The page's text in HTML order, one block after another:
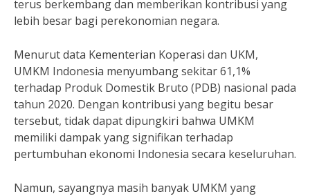
terus berkembang dan memberikan kontribusi yang
lebih besar bagi perekonomian negara.
Menurut data Kementerian Koperasi dan UKM,
UMKM Indonesia menyumbang sekitar 61,1%
terhadap Produk Domestik Bruto (PDB) nasional pada
tahun 2020. Dengan kontribusi yang begitu besar
tersebut, tidak dapat dipungkiri bahwa UMKM
memiliki dampak yang signifikan terhadap
pertumbuhan ekonomi Indonesia secara keseluruhan.
Namun, sayangnya masih banyak UMKM yang